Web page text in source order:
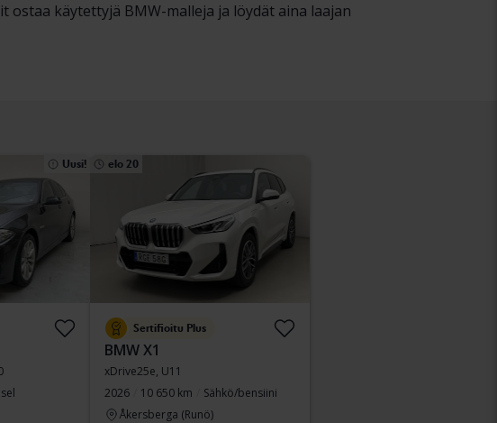
ostaa käytettyjä BMW-malleja ja löydät aina laajan
Uusi! elo 20
Sertifioitu Plus
BMW X1
xDrive25e, U11
2026
10 650 km
Sähkö/bensiini
Åkersberga (Runö)